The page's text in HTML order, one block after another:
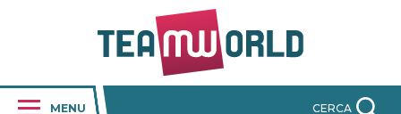
MENU CERCA